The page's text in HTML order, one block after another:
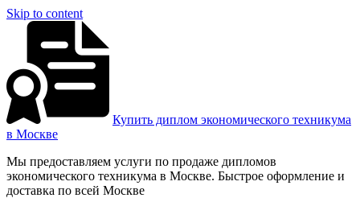
Skip to content
Купить диплом экономического техникума
в Москве
Мы предоставляем услуги по продаже дипломов
экономического техникума в Москве. Быстрое оформление и
доставка по всей Москве